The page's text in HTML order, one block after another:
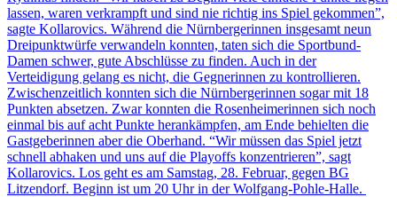
lassen, waren verkrampft und sind nie richtig ins Spiel gekommen”,
sagte Kollarovics. Während die Nürnbergerinnen insgesamt neun
Dreipunktwürfe verwandeln konnten, taten sich die Sportbund-
Damen schwer, gute Abschlüsse zu finden. Auch in der
Verteidigung gelang es nicht, die Gegnerinnen zu kontrollieren.
Zwischenzeitlich konnten sich die Nürnbergerinnen sogar mit 18
Punkten absetzen. Zwar konnten die Rosenheimerinnen sich noch
einmal bis auf acht Punkte herankämpfen, am Ende behielten die
Gastgeberinnen aber die Oberhand. “Wir müssen das Spiel jetzt
schnell abhaken und uns auf die Playoffs konzentrieren”, sagt
Kollarovics. Los geht es am Samstag, 28. Februar, gegen BG
Litzendorf. Beginn ist um 20 Uhr in der Wolfgang-Pohle-Halle.